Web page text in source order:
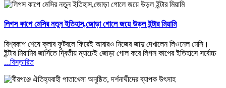
লিগস কাপে মেসির নতুন ইতিহাস,জোড়া গোলে জয়ে উড়ল ইন্টার মিয়ামি
বিশ্বকাপ শেষে ক্লাব ফুটবলে ফিরেই আবারও নিজের জাদু দেখালেন লিওনেল মেসি।
ইন্টার মিয়ামির জার্সিতে দ্বিতীয় ম্যাচেই জোড়া গোল করে লিগস কাপের ইতিহাসে সর্বোচ্চ
...বিস্তারিত